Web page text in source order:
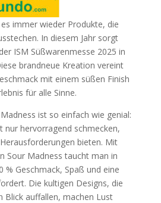
immer wieder Produkte, die
In diesem Jahr sorgt
ISM Süßwarenmesse 2025 in
brandneue Kreation vereint
mit einem süßen Finish
für alle Sinne.
ist so einfach wie genial:
nur hervorragend schmecken,
bieten. Mit
Sour Madness taucht man in
% Geschmack, Spaß und eine
Die kultigen Designs, die
Blick auffallen, machen Lust